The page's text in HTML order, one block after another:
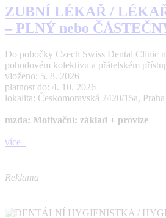
ZUBNÍ LÉKAŘ /
– PLNÝ nebo
Do pobočky Czech Swiss Dental Clinic
pohodovém kolektivu a přátelském
vloženo: 5. 8. 2026
platnost do: 4. 10. 2026
lokalita: Českomoravská 2420/15a, Praha
mzda: Motivační: základ + provize
více
Reklama